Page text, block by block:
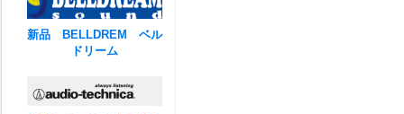
新品 BELLDREM ベル
ドリーム